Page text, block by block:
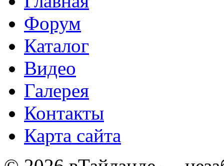
Форум
Каталог
Видео
Галерея
Контакты
Карта сайта